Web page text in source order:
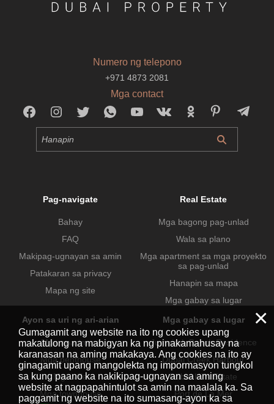
Numero ng telepono
+971 4873 2081
Mga contact
Pag-navigate
Bahay
FAQ
Makipag-ugnayan sa amin
Patakaran sa privacy
Mapa ng site
Real Estate
Mga bagong pag-unlad
Wala sa plano
Mga apartment sa mga proyekto
sa pag-unlad
Hanapin sa mapa
Mga gabay sa lugar
Ayon sa uri ng ari-arian
Mga apartment
Mga penthouse
Mga villa
Mga townhouse
Mga gabay sa lugar
Jumeirah Beach Residence
Dubai Creek Harbour
Dubai Hills Estate
Port de La Mer
×
Gumagamit ang website na ito ng cookies upang
makatulong na mabigyan ka ng pinakamahusay na
karanasan na aming makakaya. Ang cookies na ito ay
ginagamit upang mangolekta ng impormasyon tungkol
sa kung paano ka nakikipag-ugnayan sa aming
website at nagpapahintulot sa amin na maalala ka. Sa
paggamit ng website na ito sumasang-ayon ka sa